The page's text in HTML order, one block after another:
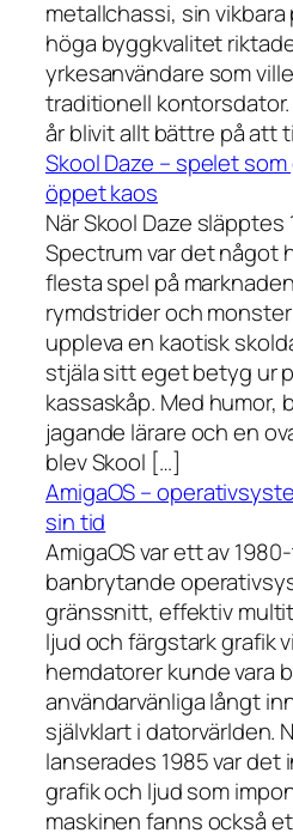
metallchassi, sin
höga byggkvalitet
yrkesanvändare som
traditionell kontorsdator.
år blivit allt bättre på att
Skool Daze – spelet
öppet kaos
När Skool Daze släpptes
Spectrum var det något
flesta spel på
rymdstrider och
uppleva en kaotisk
stjäla sitt eget betyg ur
kassaskåp. Med humor,
jagande lärare och en
blev Skool […]
AmigaOS –
sin tid
AmigaOS var ett av
banbrytande
gränssnitt, effektiv
ljud och färgstark grafik
hemdatorer kunde vara
användarvänliga långt
självklart i datorvärlden.
lanserades 1985 var det
grafik och ljud som
maskinen fanns också